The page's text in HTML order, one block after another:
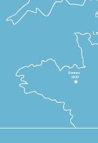
Rennes
2h30